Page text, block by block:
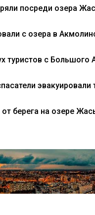
посреди озера
с озера в
туристов с Большого
берега на озере